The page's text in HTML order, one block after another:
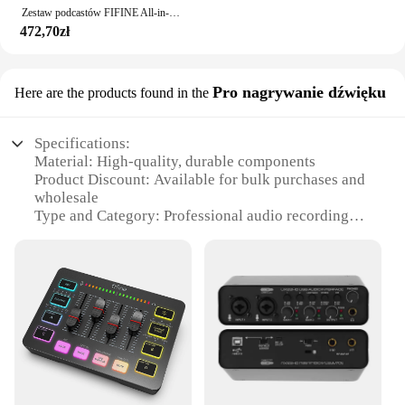
Zestaw podcastów FIFINE All-in-One z mikser Audio RGB, streamingowy zestaw studyjny z mikrofon dynamiczny do nagrywania gry komputerowe-Ampligame KS5
472,70zł
Here are the products found in the Pro nagrywanie dźwięku
Specifications:
Material: High-quality, durable components
Product Discount: Available for bulk purchases and
wholesale
Type and Category: Professional audio recording
on functionality
Usage and Purpose: Ideal for capturing studio-
quality sound
Typical Adaptive Scenario: Perfect for musicians,
podcasters, and audio engineers
Shape or Size or Weight or Quantity: Compact and
lightweight for easy transportation
Performance and Property: Advanced technology